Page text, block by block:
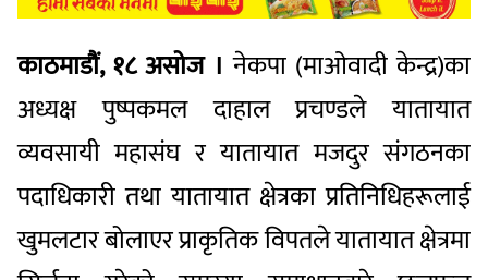
काठमाडौं, १८ असोज । नेकपा (माओवादी केन्द्र)का
अध्यक्ष पुष्पकमल दाहाल प्रचण्डले यातायात
व्यवसायी महासंघ र यातायात मजदुर संगठनका
पदाधिकारी तथा यातायात क्षेत्रका प्रतिनिधिहरूलाई
खुमलटार बोलाएर प्राकृतिक विपतले यातायात क्षेत्रमा